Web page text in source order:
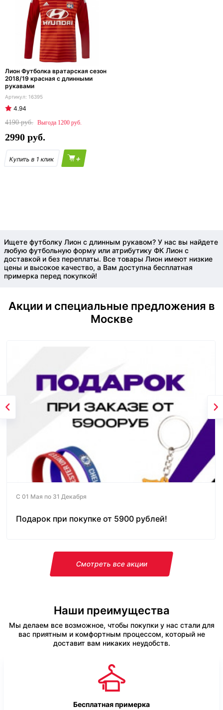
Лион Футболка вратарская сезон
2018/19 красная с длинными
рукавами
16395
4.94
4190
1200
2990
+
Ищете футболку Лион с длинным рукавом? У нас вы найдете
любую футбольную форму или атрибутику ФК Лион с
доставкой и без переплаты. Все товары Лион имеют низкие
цены и высокое качество, а Вам доступна бесплатная
примерка перед покупкой!
Акции и специальные предложения в
Москве
С 01 Мая по 31 Декабря
Подарок при покупке от 5900 рублей!
Смотреть все акции
Наши преимущества
Мы делаем все возможное, чтобы покупки у нас стали для
вас приятным и комфортным процессом, который не
доставит вам никаких неудобств.
Бесплатная примерка